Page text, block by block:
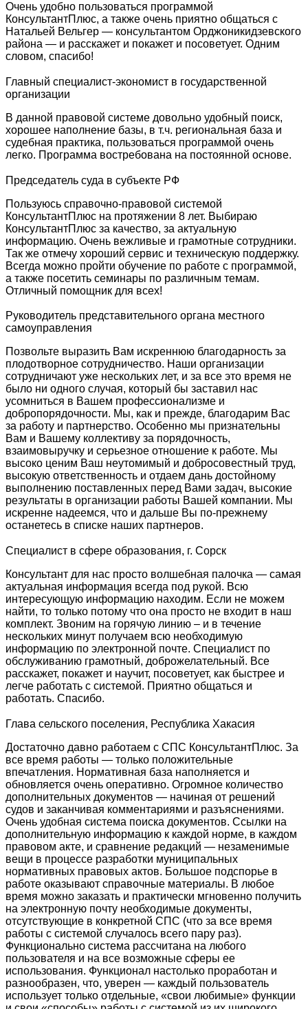
Очень удобно пользоваться программой
КонсультантПлюс, а также очень приятно общаться с
Натальей Вельгер — консультантом Орджоникидзевского
района — и расскажет и покажет и посоветует. Одним
словом, спасибо!
Главный специалист-экономист в государственной
организации
В данной правовой системе довольно удобный поиск,
хорошее наполнение базы, в т.ч. региональная база и
судебная практика, пользоваться программой очень
легко. Программа востребована на постоянной основе.
Председатель суда в субъекте РФ
Пользуюсь справочно-правовой системой
КонсультантПлюс на протяжении 8 лет. Выбираю
КонсультантПлюс за качество, за актуальную
информацию. Очень вежливые и грамотные сотрудники.
Так же отмечу хороший сервис и техническую поддержку.
Всегда можно пройти обучение по работе с программой,
а также посетить семинары по различным темам.
Отличный помощник для всех!
Руководитель представительного органа местного
самоуправления
Позвольте выразить Вам искреннюю благодарность за
плодотворное сотрудничество. Наши организации
сотрудничают уже нескольких лет, и за все это время не
было ни одного случая, который бы заставил нас
усомниться в Вашем профессионализме и
добропорядочности. Мы, как и прежде, благодарим Вас
за работу и партнерство. Особенно мы признательны
Вам и Вашему коллективу за порядочность,
взаимовыручку и серьезное отношение к работе. Мы
высоко ценим Ваш неутомимый и добросовестный труд,
высокую ответственность и отдаем дань достойному
выполнению поставленных перед Вами задач, высокие
результаты в организации работы Вашей компании. Мы
искренне надеемся, что и дальше Вы по-прежнему
останетесь в списке наших партнеров.
Специалист в сфере образования, г. Сорск
Консультант для нас просто волшебная палочка — самая
актуальная информация всегда под рукой. Всю
интересующую информацию находим. Если не можем
найти, то только потому что она просто не входит в наш
комплект. Звоним на горячую линию – и в течение
нескольких минут получаем всю необходимую
информацию по электронной почте. Специалист по
обслуживанию грамотный, доброжелательный. Все
расскажет, покажет и научит, посоветует, как быстрее и
легче работать с системой. Приятно общаться и
работать. Спасибо.
Глава сельского поселения, Республика Хакасия
Достаточно давно работаем с СПС КонсультантПлюс. За
все время работы — только положительные
впечатления. Нормативная база наполняется и
обновляется очень оперативно. Огромное количество
дополнительных документов — начиная от решений
судов и заканчивая комментариями и разъяснениями.
Очень удобная система поиска документов. Ссылки на
дополнительную информацию к каждой норме, в каждом
правовом акте, и сравнение редакций — незаменимые
вещи в процессе разработки муниципальных
нормативных правовых актов. Большое подспорье в
работе оказывают справочные материалы. В любое
время можно заказать и практически мгновенно получить
на электронную почту необходимые документы,
отсутствующие в конкретной СПС (что за все время
работы с системой случалось всего пару раз).
Функционально система рассчитана на любого
пользователя и на все возможные сферы ее
использования. Функционал настолько проработан и
разнообразен, что, уверен — каждый пользователь
использует только отдельные, «свои любимые» функции